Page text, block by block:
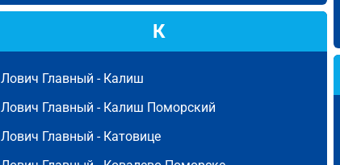
К
Лович Главный - Калиш
Лович Главный - Калиш Поморский
Лович Главный - Катовице